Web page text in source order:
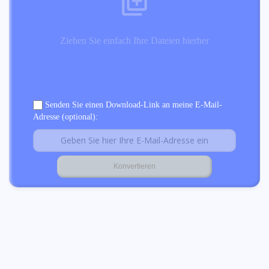
Ziehen Sie einfach Ihre Dateien hierher
Senden Sie einen Download-Link an meine E-Mail-
Adresse (optional):